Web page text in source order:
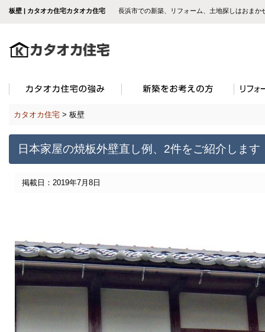
板壁 | カタオカ住宅カタオカ住宅 長浜市での新築、リフォーム、土地探しはおまか
カタオカ住宅 > 板壁
日本家屋の焼板外壁直し例、2件をご紹介します
掲載日：2019年7月8日